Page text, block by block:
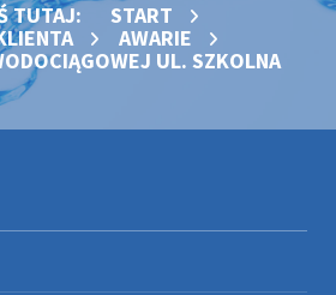
TUTAJ:
START
AWARIE
UL. SZKOLNA